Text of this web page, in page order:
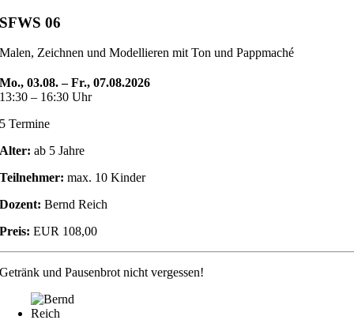
SFWS 06
Malen, Zeichnen und Modellieren mit Ton und Pappmaché
Mo., 03.08. – Fr., 07.08.2026
13:30 – 16:30 Uhr
5 Termine
Alter: ab 5 Jahre
Teilnehmer: max. 10 Kinder
Dozent: Bernd Reich
Preis: EUR 108,00
Getränk und Pausenbrot nicht vergessen!